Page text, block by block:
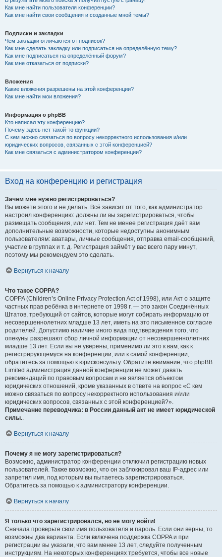
Как мне найти пользователя конференции?
Как мне найти свои сообщения и созданные мной темы?
Подписки и закладки
Чем закладки отличаются от подписок?
Как мне сделать закладку или подписаться на определённую тему?
Как мне подписаться на определённый форум?
Как мне отказаться от подписки?
Вложения
Какие вложения разрешены на этой конференции?
Как мне найти мои вложения?
Информация о phpBB
Кто написал эту конференцию?
Почему здесь нет такой-то функции?
С кем можно связаться по вопросу некорректного использования и/или
юридических вопросов, связанных с этой конференцией?
Как мне связаться с администратором конференции?
Вход на конференцию и регистрация
Зачем мне нужно регистрироваться?
Вы можете этого и не делать. Всё зависит от того, как администратор
настроил конференцию: должны ли вы зарегистрироваться, чтобы
размещать сообщения, или нет. Тем не менее регистрация даёт вам
дополнительные возможности, которые недоступны анонимным
пользователям: аватары, личные сообщения, отправка email-сообщений,
участие в группах и т. д. Регистрация займёт у вас всего пару минут,
поэтому мы рекомендуем это сделать.
Вернуться к началу
Что такое COPPA?
COPPA (Children’s Online Privacy Protection Act of 1998), или Акт о защите
частных прав ребёнка в интернете от 1998 г. — это закон Соединённых
Штатов, требующий от сайтов, которые могут собирать информацию от
несовершеннолетних младше 13 лет, иметь на это письменное согласие
родителей. Допустимо наличие иного вида подтверждения того, что
опекуны разрешают сбор личной информации от несовершеннолетних
младше 13 лет. Если вы не уверены, применимо ли это к вам, как к
регистрирующемуся на конференции, или к самой конференции,
обратитесь за помощью к юрисконсульту. Обратите внимание, что phpBB
Limited администрация данной конференции не может давать
рекомендаций по правовым вопросам и не является объектом
юридических отношений, кроме указанных в ответе на вопрос «С кем
можно связаться по вопросу некорректного использования и/или
юридических вопросов, связанных с этой конференцией?».
Примечание переводчика: в России данный акт не имеет юридической
силы..
Вернуться к началу
Почему я не могу зарегистрироваться?
Возможно, администратор конференции отключил регистрацию новых
пользователей. Также возможно, что он заблокировал ваш IP-адрес или
запретил имя, под которым вы пытаетесь зарегистрироваться.
Обратитесь за помощью к администратору конференции.
Вернуться к началу
Я только что зарегистрировался, но не могу войти!
Сначала проверьте свои имя пользователя и пароль. Если они верны, то
возможны два варианта. Если включена поддержка COPPA и при
регистрации вы указали, что вам менее 13 лет, следуйте полученным
инструкциям. На некоторых конференциях требуется, чтобы все новые